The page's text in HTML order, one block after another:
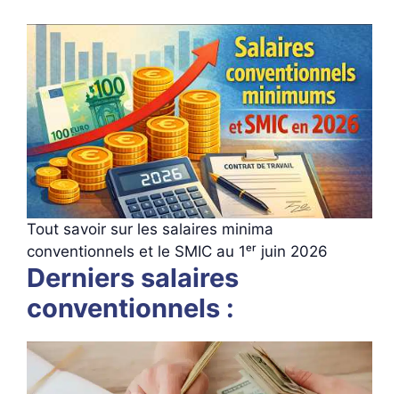
Tout savoir sur les salaires minima
conventionnels et le SMIC au 1ᵉʳ juin 2026
Derniers salaires
conventionnels :